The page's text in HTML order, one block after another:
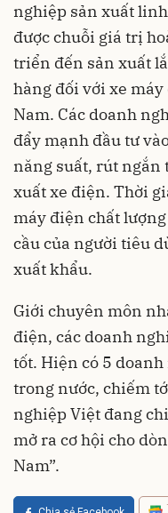
nghiệp sản xuất
được chuỗi giá trị
triển đến sản xuất
hàng đối với xe
Nam. Các doanh
đẩy mạnh đầu tư
năng suất, rút ngắn
xuất xe điện. Thời
máy điện chất
cầu của người tiêu
xuất khẩu.
Giới chuyên môn
điện, các doanh
tốt. Hiện có 5
trong nước, chiếm
nghiệp Việt đang
mở ra cơ hội cho
Nam”.